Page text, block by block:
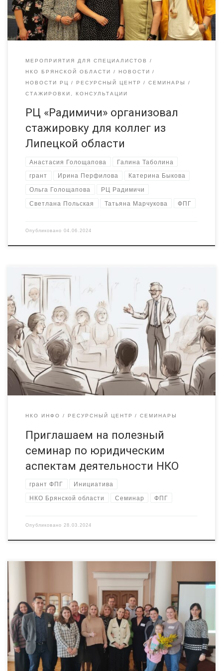
защиты граждан «Виктория» ВИКТОРИЯ. Ирина Перфилова,
директора РАСТЁМ […]
МЕРОПРИЯТИЯ ДЛЯ СПЕЦИАЛИСТОВ
НКО БРЯНСКОЙ ОБЛАСТИ
НОВОСТИ
НОВОСТИ РЦ
РЕСУРСНЫЙ ЦЕНТР
СЕМИНАРЫ
СТАЖИРОВКИ, КОНСУЛЬТАЦИИ
РЦ «Радимичи» организовал
стажировку для коллег из
Липецкой области
Анастасия Голощапова Галина Таболина
грант Ирина Перфилова Катерина Быкова
Ольга Голощапова РЦ Радимичи
Светлана Польская Татьяна Марчукова ФПГ
Опубликовано 04.06.2024
4-5 апреля 2024 года Ресурсный центр «Радимичи»
приглашает представителей НКО на двухдневный семинар
«Юридические аспекты деятельности НКО. Последние
изменения».
Ведущие семинара: юристы Ресурсный Центр
«ИНИЦИАТИВА» (г. Калуга). Также предполагается участие
представителей Минюста Брянской области.
В рамках
семинара мы обсудим законодательство, регулирующее
деятельность НКО, и последние изменения в нем, выбор
правовой формы и […]
НКО ИНФО РЕСУРСНЫЙ ЦЕНТР СЕМИНАРЫ
Приглашаем на полезный
семинар по юридическим
аспектам деятельности НКО
грант ФПГ Инициатива
НКО Брянской области Семинар ФПГ
Опубликовано 28.03.2024
Такую цель ставят перед собой участники нашей новой
школы социокультурного проектирования. Два десятка
слушателей, среди которых преподаватели,
предприниматели, общественники, коллеги по
некоммерческому сектору, муниципалы пришли уже
заряженные творческими и креативными идеями, чтобы
придать им форму, понять принципы подготовки грантовой
заявки для Президентского фонда культурных инициатив
(ПФКИ), обрести единомышленников. Встреча проходила […]